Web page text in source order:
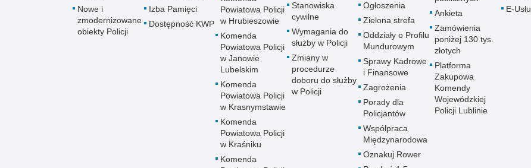
Nowe i
zmodernizowane
obiekty Policji
Izba Pamięci
Dostępność KWP
Powiatowa Policji
w Hrubieszowie
Komenda
Powiatowa Policji
w Janowie
Lubelskim
Komenda
Powiatowa Policji
w Krasnymstawie
Komenda
Powiatowa Policji
w Kraśniku
Komenda
Stanowiska
cywilne
Wymagania do
służby w Policji
Zmiany w
procedurze
doboru do służby
w Policji
Ogłoszenia
Zielona strefa
Oddziały o Profilu
Mundurowym
Sprawy Kadrowe
i Finansowe
Zagrożenia
Porady dla
Policjantów
Współpraca
Międzynarodowa
Oznakuj Rower
Ankieta
Zamówienia
poniżej 130 tys.
złotych
Platforma
Zakupowa
Komendy
Wojewódzkiej
Policji Lublinie
E-